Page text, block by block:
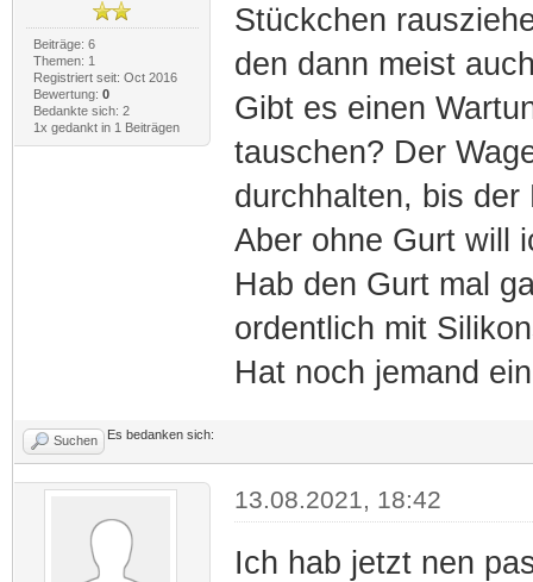
Beiträge: 6
Themen: 1
Registriert seit: Oct 2016
Bewertung: 0
Bedankte sich: 2
1x gedankt in 1 Beiträgen
Stückchen
den dann meist
Gibt es einen
tauschen? Der
durchhalten, bis der
Aber ohne Gurt will
Hab den Gurt mal
ordentlich mit
Hat noch jemand
Suchen Es bedanken sich:
13.08.2021, 18:42
Ich hab jetzt nen